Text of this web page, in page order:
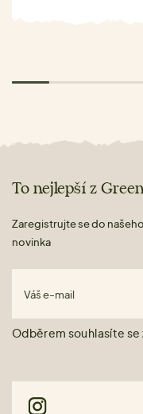
To nejlepší z
Zaregistrujte se do
novinka
Váš e-mail
Odběrem souhlasíte se